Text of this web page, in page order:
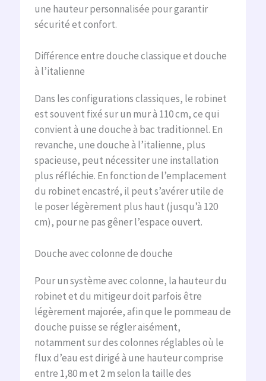
une hauteur personnalisée pour garantir
sécurité et confort.
Différence entre douche classique et douche
à l’italienne
Dans les configurations classiques, le robinet
est souvent fixé sur un mur à 110 cm, ce qui
convient à une douche à bac traditionnel. En
revanche, une douche à l’italienne, plus
spacieuse, peut nécessiter une installation
plus réfléchie. En fonction de l’emplacement
du robinet encastré, il peut s’avérer utile de
le poser légèrement plus haut (jusqu’à 120
cm), pour ne pas gêner l’espace ouvert.
Douche avec colonne de douche
Pour un système avec colonne, la hauteur du
robinet et du mitigeur doit parfois être
légèrement majorée, afin que le pommeau de
douche puisse se régler aisément,
notamment sur des colonnes réglables où le
flux d’eau est dirigé à une hauteur comprise
entre 1,80 m et 2 m selon la taille des